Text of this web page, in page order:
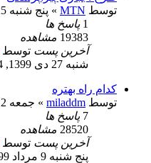
توسط MTN » پنج شنبه 25 دی 1399, 12:28 pm
1 پاسخ ها
19383 مشاهده
آخرین پست توسط
شنبه 27 دی 1399, 8:44 am
کدام راه بهتره
توسط miladdm » جمعه 12 اردیبهشت 1399, 12:05 pm
7 پاسخ ها
28520 مشاهده
آخرین پست توسط
پنج شنبه 9 مرداد 1399, 7:25 am